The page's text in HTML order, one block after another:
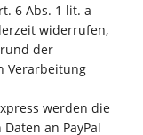
6 Abs. 1 lit. a
widerrufen,
der
Verarbeitung
werden die
an PayPal